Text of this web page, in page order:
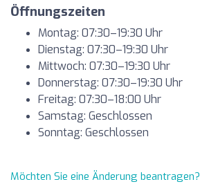
Öffnungszeiten
Montag: 07:30–19:30 Uhr
Dienstag: 07:30–19:30 Uhr
Mittwoch: 07:30–19:30 Uhr
Donnerstag: 07:30–19:30 Uhr
Freitag: 07:30–18:00 Uhr
Samstag: Geschlossen
Sonntag: Geschlossen
Möchten Sie eine Änderung beantragen?